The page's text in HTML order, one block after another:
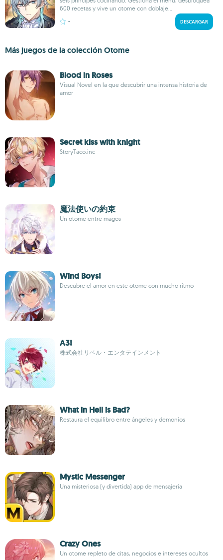
600 recetas y vive un otome con doblaje...
- DESCARGAR
Más juegos de la colección Otome
Blood in Roses
Visual Novel en la que descubrir una intensa historia de
amor
Secret kiss with knight
StoryTaco.inc
魔法使いの約束
Un otome entre magos
Wind Boys!
Descubre el amor en este otome con mucho ritmo
A3!
株式会社リベル・エンタテインメント
What in Hell is Bad?
Restaura el equilibro entre ángeles y demonios
Mystic Messenger
Una misteriosa (y divertida) app de mensajería
Crazy Ones
Un otome repleto de citas, negocios e intereses ocultos